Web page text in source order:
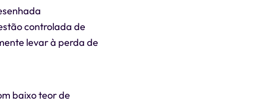
controlada de
levar à perda de
baixo teor de